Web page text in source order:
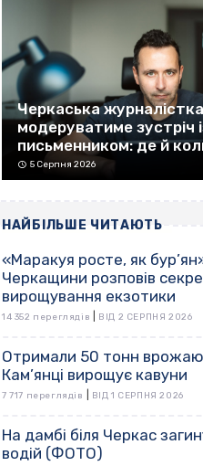
Черкаська журналістка
модеруватиме зустріч
письменником: де й
5 Серпня 2026
НАЙБІЛЬШЕ ЧИТАЮТЬ
«Маракуя росте, як
Черкащини розповів
вирощування екзотики
14 352 переглядів ВІД 2 СЕРПНЯ 2026
Отримали 50 тонн
Кам’янці вирощує кавуни
7 717 переглядів ВІД 1 СЕРПНЯ 2026
На дамбі біля Черкас
водій (ФОТО)